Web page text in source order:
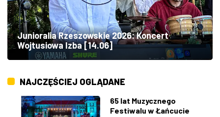
Junioralia Rzeszowskie 2026: Koncert
Wojtusiowa Izba [14.06]
NAJCZĘŚCIEJ OGLĄDANE
65 lat Muzycznego
Festiwalu w Łańcucie